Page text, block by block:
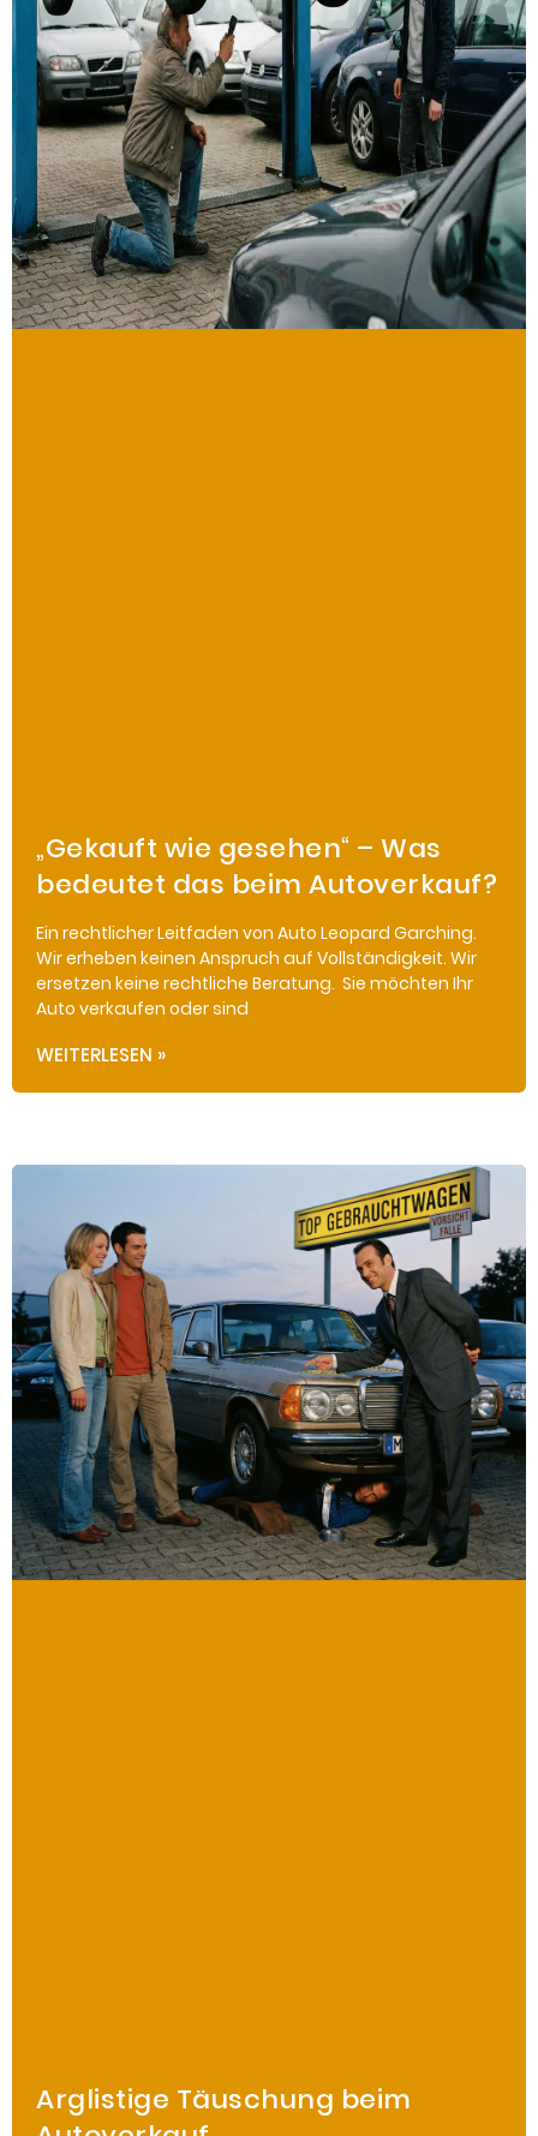
„Gekauft wie gesehen“ – Was
bedeutet das beim Autoverkauf?
Ein rechtlicher Leitfaden von Auto Leopard Garching.
Wir erheben keinen Anspruch auf Vollständigkeit. Wir
ersetzen keine rechtliche Beratung. Sie möchten Ihr
Auto verkaufen oder sind
WEITERLESEN »
Arglistige Täuschung beim